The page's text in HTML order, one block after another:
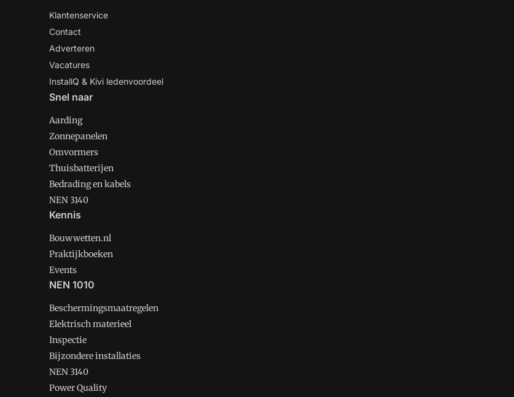
Klantenservice
Contact
Adverteren
Vacatures
InstallQ & Kivi ledenvoordeel
Snel naar
Aarding
Zonnepanelen
Omvormers
Thuisbatterijen
Bedrading en kabels
NEN 3140
Kennis
Bouwwetten.nl
Praktijkboeken
Events
NEN 1010
Beschermingsmaatregelen
Elektrisch materieel
Inspectie
Bijzondere installaties
NEN 3140
Power Quality